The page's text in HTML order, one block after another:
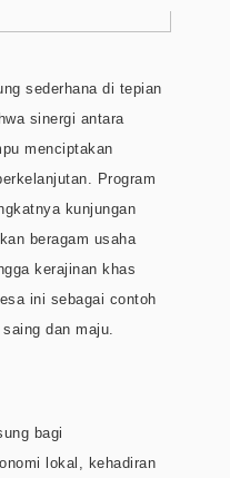
sederhana di tepian
sinergi antara
menciptakan
Program
kunjungan
beragam usaha
kerajinan khas
ini sebagai contoh
dan maju.
bagi
lokal, kehadiran